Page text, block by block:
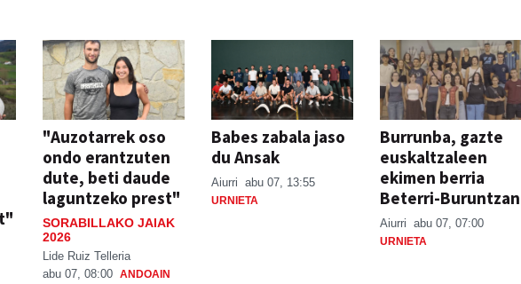
"Auzotarrek oso
ondo erantzuten
dute, beti daude
laguntzeko prest"
SORABILLAKO JAIAK
2026
Lide Ruiz Telleria
abu 07, 08:00 ANDOAIN
Babes zabala jaso
du Ansak
Aiurri abu 07, 13:55
URNIETA
Burrunba, gazte
euskaltzaleen
ekimen berria
Beterri-Buruntzan
Aiurri abu 07, 07:00
URNIETA